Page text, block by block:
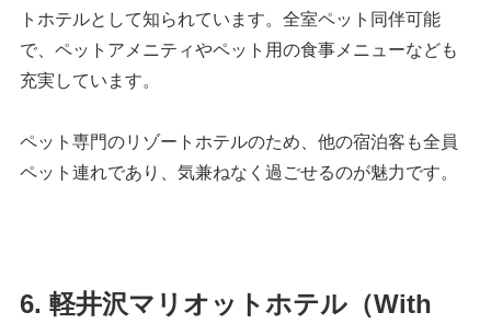
トホテルとして知られています。全室ペット同伴可能
で、ペットアメニティやペット用の食事メニューなども
充実しています。
ペット専門のリゾートホテルのため、他の宿泊客も全員
ペット連れであり、気兼ねなく過ごせるのが魅力です。
6. 軽井沢マリオットホテル（With